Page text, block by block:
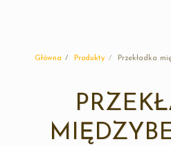
Główna Produkty Przekładka